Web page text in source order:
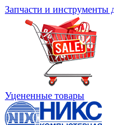
Запчасти и инструменты
Уцененные товары